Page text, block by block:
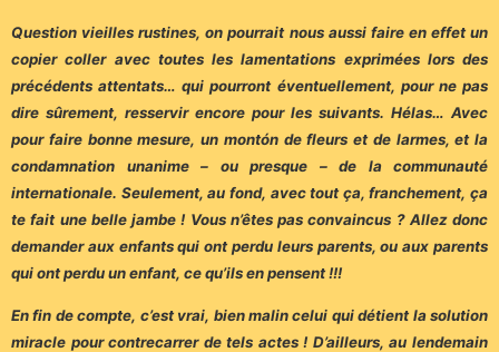
Question vieilles rustines, on pourrait nous aussi faire en effet un
copier coller avec toutes les lamentations exprimées lors des
précédents attentats… qui pourront éventuellement, pour ne pas
dire sûrement, resservir encore pour les suivants. Hélas… Avec
pour faire bonne mesure, un montón de fleurs et de larmes, et la
condamnation unanime – ou presque – de la communauté
internationale. Seulement, au fond, avec tout ça, franchement, ça
te fait une belle jambe ! Vous n’êtes pas convaincus ? Allez donc
demander aux enfants qui ont perdu leurs parents, ou aux parents
qui ont perdu un enfant, ce qu’ils en pensent !!!
En fin de compte, c’est vrai, bien malin celui qui détient la solution
miracle pour contrecarrer de tels actes ! D’ailleurs, au lendemain